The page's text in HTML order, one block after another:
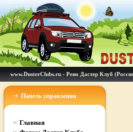
www.DusterClubs.ru - Рено Дастер Клуб
Панель управления
Главная